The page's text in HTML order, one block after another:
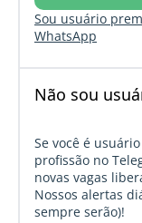
Sou usuário
WhatsApp
Não sou
Se você é
profissão no
novas vagas
Nossos alertas
sempre serão)!